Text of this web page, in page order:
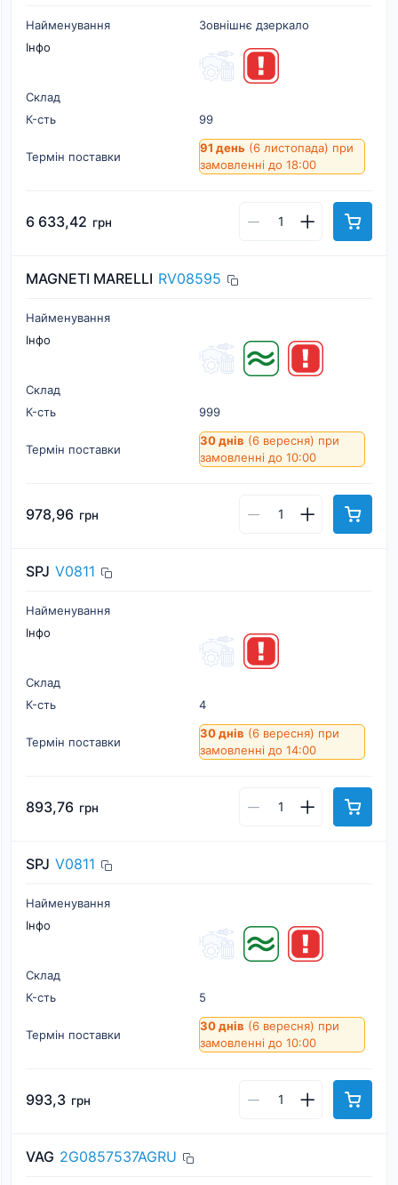
Найменування
Зовнішнє дзеркало
Інфо
Склад
К-cть
99
Термін поставки
91 день (6 листопада) при
замовленні до 18:00
6 633,42 грн
MAGNETI MARELLI RV08595
Найменування
Інфо
Склад
К-cть
999
Термін поставки
30 днів (6 вересня) при
замовленні до 10:00
978,96 грн
SPJ V0811
Найменування
Інфо
Склад
К-cть
4
Термін поставки
30 днів (6 вересня) при
замовленні до 14:00
893,76 грн
SPJ V0811
Найменування
Інфо
Склад
К-cть
5
Термін поставки
30 днів (6 вересня) при
замовленні до 10:00
993,3 грн
VAG 2G0857537AGRU